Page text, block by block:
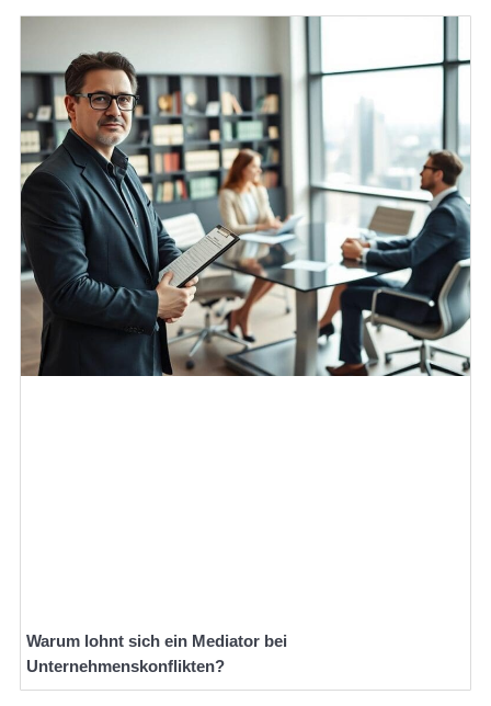
Warum lohnt sich ein Mediator bei
Unternehmenskonflikten?